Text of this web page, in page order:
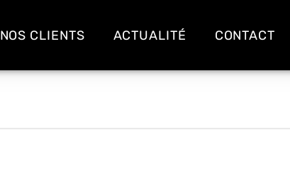
NOS CLIENTS ACTUALITÉ CONTACT